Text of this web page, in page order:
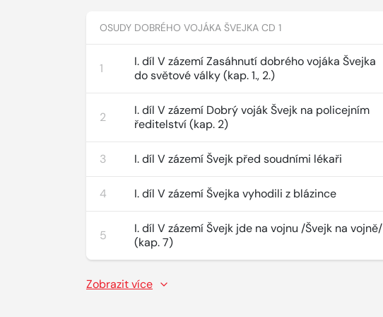
OSUDY DOBRÉHO VOJÁKA ŠVEJKA CD 1
1
I. díl V zázemí Zasáhnutí dobrého vojáka Švejka
do světové války (kap. 1., 2.)
2
I. díl V zázemí Dobrý voják Švejk na policejním
ředitelství (kap. 2)
3 I. díl V zázemí Švejk před soudními lékaři
4 I. díl V zázemí Švejka vyhodili z blázince
5
I. díl V zázemí Švejk jde na vojnu /Švejk na vojně/
(kap. 7)
Zobrazit více